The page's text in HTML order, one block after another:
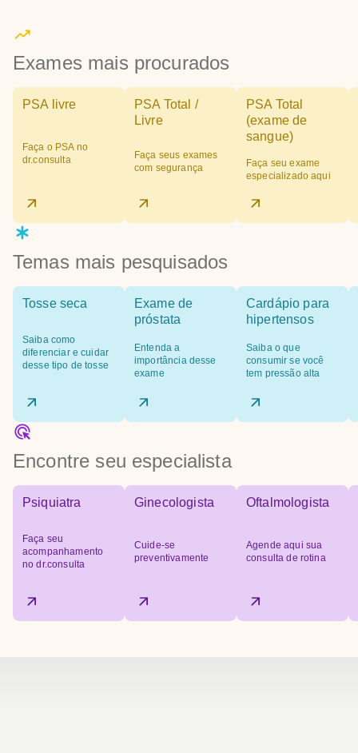
Exames mais procurados
PSA livre
Faça o PSA no
dr.consulta
PSA Total /
Livre
Faça seus exames
com segurança
PSA Total
(exame de
sangue)
Faça seu exame
especializado aqui
Temas mais pesquisados
Tosse seca
Saiba como
diferenciar e cuidar
desse tipo de tosse
Exame de
próstata
Entenda a
importância desse
exame
Cardápio para
hipertensos
Saiba o que
consumir se você
tem pressão alta
Encontre seu especialista
Psiquiatra
Faça seu
acompanhamento
no dr.consulta
Ginecologista
Cuide-se
preventivamente
Oftalmologista
Agende aqui sua
consulta de rotina